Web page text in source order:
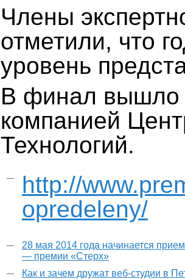
Члены
отметили, что
уровень
В финал вышло
компанией
Технологий.
http://
opredeleny/
28 мая 2014 года начинается
— премии «Стерх»
Как и зачем дружат веб-студии в